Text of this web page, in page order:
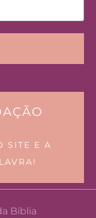
SITE E A
Bíblia